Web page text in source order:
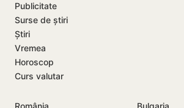
Publicitate
Surse de știri
Știri
Vremea
Horoscop
Curs valutar